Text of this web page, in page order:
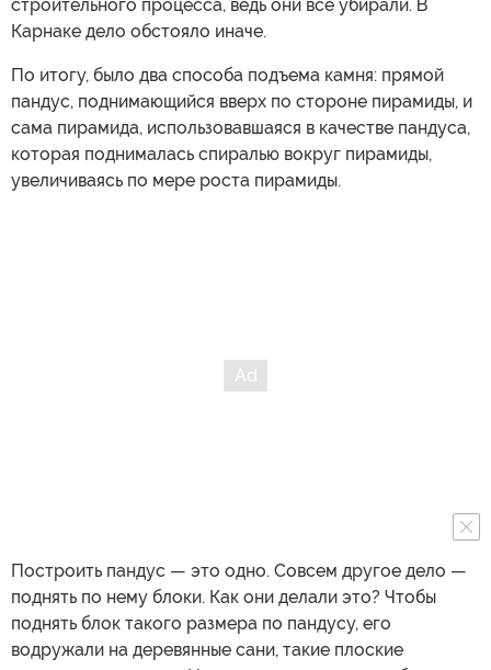
строительного процесса, ведь они все убирали. В
Карнаке дело обстояло иначе.
По итогу, было два способа подъема камня: прямой
пандус, поднимающийся вверх по стороне пирамиды, и
сама пирамида, использовавшаяся в качестве пандуса,
которая поднималась спиралью вокруг пирамиды,
увеличиваясь по мере роста пирамиды.
Построить пандус — это одно. Совсем другое дело —
поднять по нему блоки. Как они делали это? Чтобы
поднять блок такого размера по пандусу, его
водружали на деревянные сани, такие плоские